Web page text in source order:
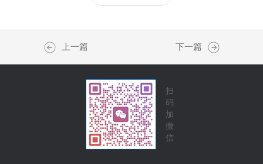
上一篇 下一篇
扫
码
加
微
信